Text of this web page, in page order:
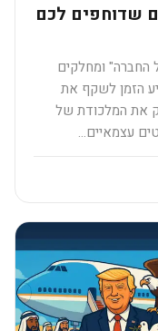
שדוחפים לכם
החברה" ומחלקים
הזמן לשקף את
את המלכודת של
עצמאיים…